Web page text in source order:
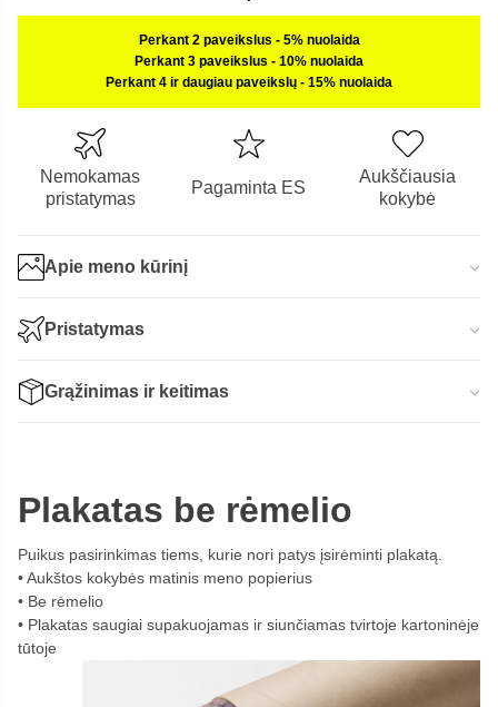
Perkant 2 paveikslus - 5% nuolaida
Perkant 3 paveikslus - 10% nuolaida
Perkant 4 ir daugiau paveikslų - 15% nuolaida
Nemokamas
pristatymas
Pagaminta ES
Aukščiausia
kokybė
Apie meno kūrinį
Pristatymas
Grąžinimas ir keitimas
Plakatas be rėmelio
Puikus pasirinkimas tiems, kurie nori patys įsirėminti plakatą.
Aukštos kokybės matinis meno popierius
Be rėmelio
Plakatas saugiai supakuojamas ir siunčiamas tvirtoje kartoninėje
tūtoje